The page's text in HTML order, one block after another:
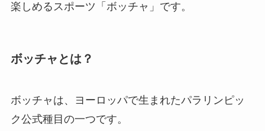
楽しめるスポーツ「ボッチャ」です。
ボッチャとは？
ボッチャは、ヨーロッパで生まれたパラリンピッ
ク公式種目の一つです。